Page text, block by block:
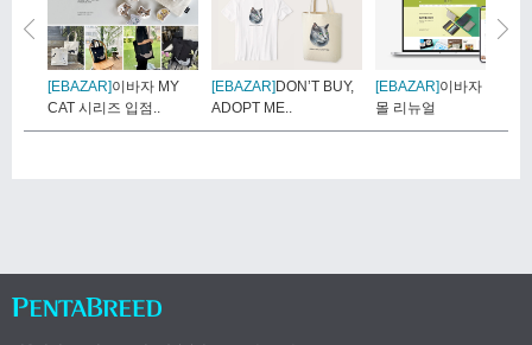
[EBAZAR]이바자 MY
CAT 시리즈 입점..
[EBAZAR] DON’T BUY,
ADOPT ME..
[EBAZAR]이바자 쇼핑
몰 리뉴얼